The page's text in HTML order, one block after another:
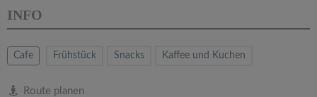
INFO
Cafe Frühstück Snacks Kaffee und Kuchen
Route planen
a
v